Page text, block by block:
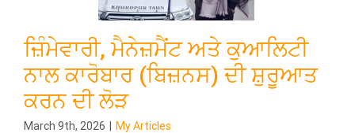
ਜ਼ਿੰਮੇਵਾਰੀ, ਮੈਨੇਜ਼ਮੈਂਟ ਅਤੇ ਕੁਆਲਿਟੀ
ਨਾਲ ਕਾਰੋਬਾਰ (ਬਿਜ਼ਨਸ) ਦੀ ਸ਼ੁਰੂਆਤ
ਕਰਨ ਦੀ ਲੋੜ
March 9th, 2026 My Articles